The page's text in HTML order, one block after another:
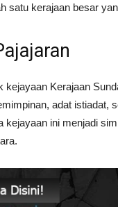
satu kerajaan besar
kejayaan Kerajaan
adat istiadat,
kejayaan ini menjadi